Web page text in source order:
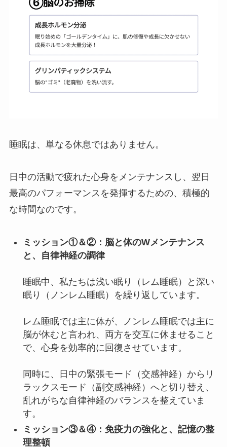
睡眠は、単なる休息ではありません。
日中の活動で疲れた心身をメンテナンスし、翌日
最高のパフォーマンスを発揮するための、積極的
な時間なのです。
ミッション①＆②：脳と体のWメンテナンス
と、自律神経の調律
睡眠中、私たちは浅い眠り（レム睡眠）と深い
眠り（ノンレム睡眠）を繰り返しています。
レム睡眠では主に体が、ノンレム睡眠では主に
脳が休むと言われ、両方を交互に休ませること
で、心身を効率的に回復させています。
同時に、日中の緊張モード（交感神経）からリ
ラックスモード（副交感神経）へと切り替え、
乱れがちな自律神経のバランスを整えていま
す。
ミッション③＆④：免疫力の強化と、記憶の整
理整頓